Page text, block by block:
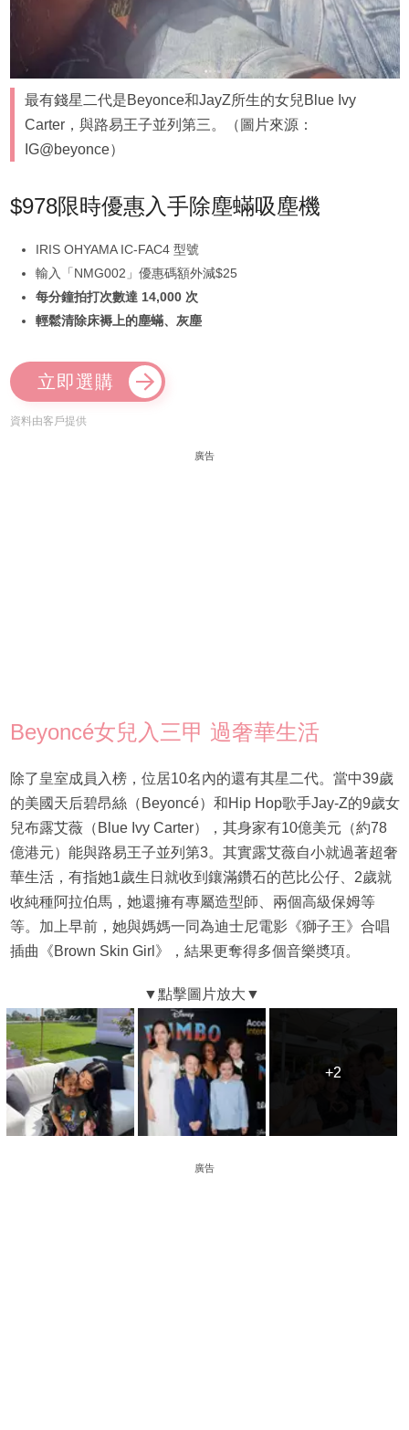
最有錢星二代是Beyonce和JayZ所生的女兒Blue Ivy
Carter，與路易王子並列第三。（圖片來源：
IG@beyonce）
$978限時優惠入手除塵蟎吸塵機
IRIS OHYAMA IC-FAC4 型號
輸入「NMG002」優惠碼額外減$25
每分鐘拍打次數達 14,000 次
輕鬆清除床褥上的塵蟎、灰塵
立即選購
資料由客戶提供
廣告
Beyoncé女兒入三甲 過奢華生活
除了皇室成員入榜，位居10名內的還有其星二代。當中39歲
的美國天后碧昂絲（Beyoncé）和Hip Hop歌手Jay-Z的9歲女
兒布露艾薇（Blue Ivy Carter），其身家有10億美元（約78
億港元）能與路易王子並列第3。其實露艾薇自小就過著超奢
華生活，有指她1歲生日就收到鑲滿鑽石的芭比公仔、2歲就
收純種阿拉伯馬，她還擁有專屬造型師、兩個高級保姆等
等。加上早前，她與媽媽一同為迪士尼電影《獅子王》合唱
插曲《Brown Skin Girl》，結果更奪得多個音樂奬項。
+2
+2
廣告